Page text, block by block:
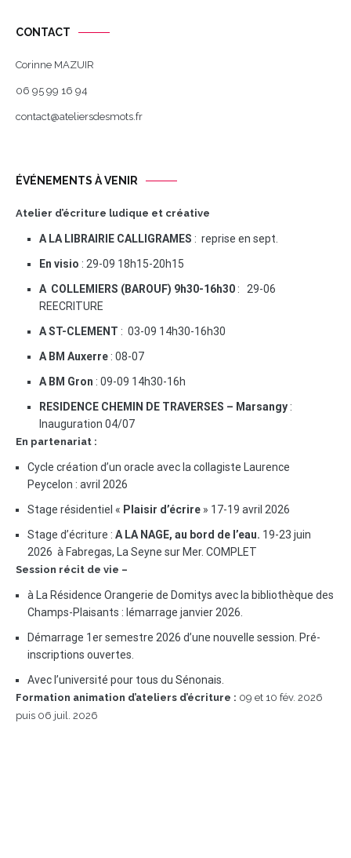
CONTACT
Corinne MAZUIR
06 95 99 16 94
contact@ateliersdesmots.fr
ÉVÉNEMENTS À VENIR
Atelier d’écriture ludique et créative
A LA LIBRAIRIE CALLIGRAMES : reprise en sept.
En visio : 29-09 18h15-20h15
A COLLEMIERS (BAROUF) 9h30-16h30 : 29-06
REECRITURE
A ST-CLEMENT : 03-09 14h30-16h30
A BM Auxerre : 08-07
A BM Gron : 09-09 14h30-16h
RESIDENCE CHEMIN DE TRAVERSES – Marsangy :
Inauguration 04/07
En partenariat :
Cycle création d’un oracle avec la collagiste Laurence
Peycelon : avril 2026
Stage résidentiel « Plaisir d’écrire » 17-19 avril 2026
Stage d’écriture : A LA NAGE, au bord de l’eau. 19-23 juin
2026 à Fabregas, La Seyne sur Mer. COMPLET
Session récit de vie –
à La Résidence Orangerie de Domitys avec la bibliothèque des
Champs-Plaisants : lémarrage janvier 2026.
Démarrage 1er semestre 2026 d’une nouvelle session. Pré-
inscriptions ouvertes.
Avec l’université pour tous du Sénonais.
Formation animation d’ateliers d’écriture : 09 et 10 fév. 2026
puis 06 juil. 2026